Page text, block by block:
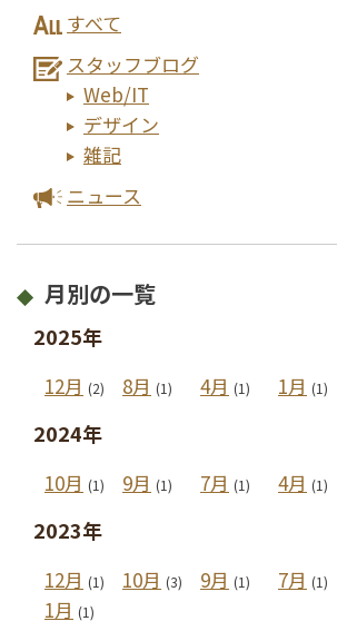
食品加工
デジタル・DX化講習
ウルトラプリント
リクルートプラン
LP（ランディングページ）
各種デザイン
ロゴマーク
すべて
スタッフブログ
Web/IT
デザイン
雑記
ニュース
月別の一覧
2025年
12月 (2) 8月 (1) 4月 (1) 1月 (1)
2024年
10月 (1) 9月 (1) 7月 (1) 4月 (1)
2023年
12月 (1) 10月 (3) 9月 (1) 7月 (1)
1月 (1)